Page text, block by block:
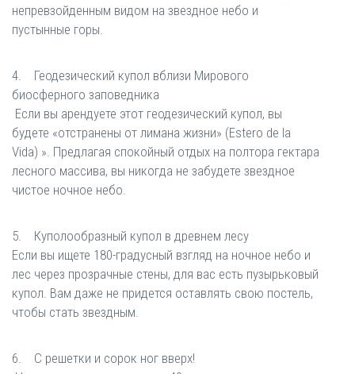
непревзойденным видом на звездное небо и
пустынные горы.
4. Геодезический купол вблизи Мирового
биосферного заповедника
Если вы арендуете этот геодезический купол, вы
будете «отстранены от лимана жизни» (Estero de la
Vida) ». Предлагая спокойный отдых на полтора гектара
лесного массива, вы никогда не забудете звездное
чистое ночное небо.
5. Куполообразный купол в древнем лесу
Если вы ищете 180-градусный взгляд на ночное небо и
лес через прозрачные стены, для вас есть пузырьковый
купол. Вам даже не придется оставлять свою постель,
чтобы стать звездным.
6. С решетки и сорок ног вверх!